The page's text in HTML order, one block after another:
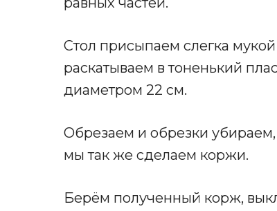
Стол присыпаем слегка
раскатываем в тоненький
диаметром 22 см.
Обрезаем и обрезки
мы так же сделаем коржи.
Берём полученный корж,